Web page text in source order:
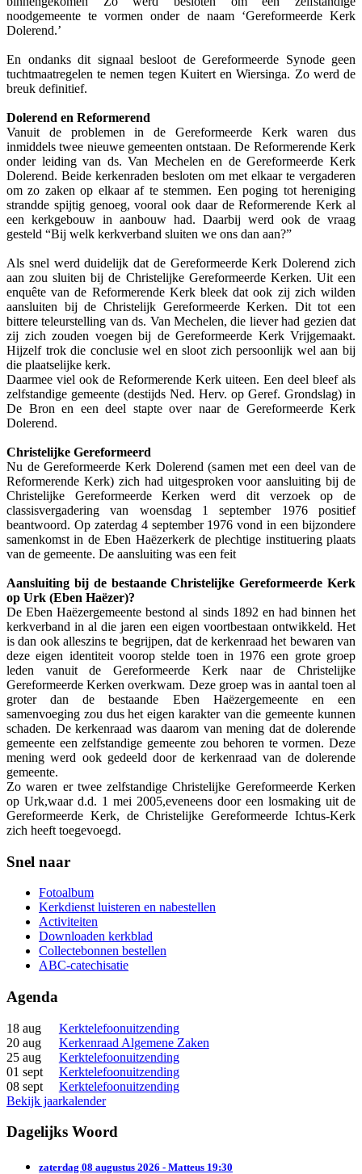
noodgemeente te vormen onder de naam ‘Gereformeerde Kerk
Dolerend.’
En ondanks dit signaal besloot de Gereformeerde Synode geen
tuchtmaatregelen te nemen tegen Kuitert en Wiersinga. Zo werd de
breuk definitief.
Dolerend en Reformerend
Vanuit de problemen in de Gereformeerde Kerk waren dus
inmiddels twee nieuwe gemeenten ontstaan. De Reformerende Kerk
onder leiding van ds. Van Mechelen en de Gereformeerde Kerk
Dolerend. Beide kerkenraden besloten om met elkaar te vergaderen
om zo zaken op elkaar af te stemmen. Een poging tot hereniging
strandde spijtig genoeg, vooral ook daar de Reformerende Kerk al
een kerkgebouw in aanbouw had. Daarbij werd ook de vraag
gesteld “Bij welk kerkverband sluiten we ons dan aan?”
Als snel werd duidelijk dat de Gereformeerde Kerk Dolerend zich
aan zou sluiten bij de Christelijke Gereformeerde Kerken. Uit een
enquête van de Reformerende Kerk bleek dat ook zij zich wilden
aansluiten bij de Christelijk Gereformeerde Kerken. Dit tot een
bittere teleurstelling van ds. Van Mechelen, die liever had gezien dat
zij zich zouden voegen bij de Gereformeerde Kerk Vrijgemaakt.
Hijzelf trok die conclusie wel en sloot zich persoonlijk wel aan bij
die plaatselijke kerk.
Daarmee viel ook de Reformerende Kerk uiteen. Een deel bleef als
zelfstandige gemeente (destijds Ned. Herv. op Geref. Grondslag) in
De Bron en een deel stapte over naar de Gereformeerde Kerk
Dolerend.
Christelijke Gereformeerd
Nu de Gereformeerde Kerk Dolerend (samen met een deel van de
Reformerende Kerk) zich had uitgesproken voor aansluiting bij de
Christelijke Gereformeerde Kerken werd dit verzoek op de
classisvergadering van woensdag 1 september 1976 positief
beantwoord. Op zaterdag 4 september 1976 vond in een bijzondere
samenkomst in de Eben Haëzerkerk de plechtige instituering plaats
van de gemeente. De aansluiting was een feit
Aansluiting bij de bestaande Christelijke Gereformeerde Kerk
op Urk (Eben Haëzer)?
De Eben Haëzergemeente bestond al sinds 1892 en had binnen het
kerkverband in al die jaren een eigen voortbestaan ontwikkeld. Het
is dan ook alleszins te begrijpen, dat de kerkenraad het bewaren van
deze eigen identiteit voorop stelde toen in 1976 een grote groep
leden vanuit de Gereformeerde Kerk naar de Christelijke
Gereformeerde Kerken overkwam. Deze groep was in aantal toen al
groter dan de bestaande Eben Haëzergemeente en een
samenvoeging zou dus het eigen karakter van die gemeente kunnen
schaden. De kerkenraad was daarom van mening dat de dolerende
gemeente een zelfstandige gemeente zou behoren te vormen. Deze
mening werd ook gedeeld door de kerkenraad van de dolerende
gemeente.
Zo waren er twee zelfstandige Christelijke Gereformeerde Kerken
op Urk,waar d.d. 1 mei 2005,eveneens door een losmaking uit de
Gereformeerde Kerk, de Christelijke Gereformeerde Ichtus-Kerk
zich heeft toegevoegd.
Snel naar
Fotoalbum
Kerkdienst luisteren en nabestellen
Activiteiten
Downloaden kerkblad
Collectebonnen bestellen
ABC-catechisatie
Agenda
18 aug
Kerktelefoonuitzending
20 aug
Kerkenraad Algemene Zaken
25 aug
Kerktelefoonuitzending
01 sept
Kerktelefoonuitzending
08 sept
Kerktelefoonuitzending
Bekijk jaarkalender
Dagelijks Woord
zaterdag 08 augustus 2026 - Matteus 19:30